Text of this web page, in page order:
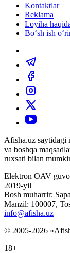
Kontaktlar
Reklama
Loyiha
Bo‘sh ish
Afisha.uz saytidagi
va boshqa
ruxsati bilan
Elektron OAV
2019-yil
Bosh muharrir:
Manzil: 100007,
info@afisha.uz
© 2005-2026
18+